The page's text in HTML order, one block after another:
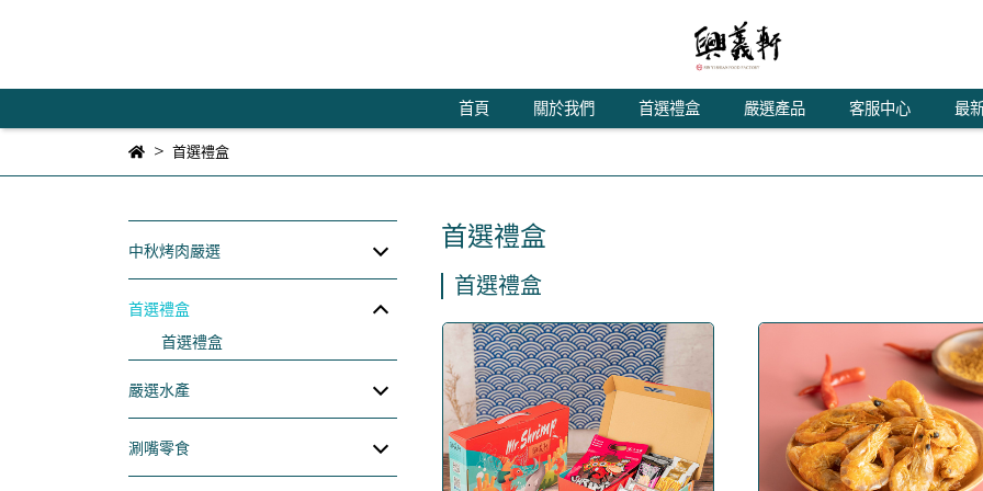
首頁 關於我們 首選禮盒 嚴選產品 客服中心 最
首選禮盒
中秋烤肉嚴選
首選禮盒
首選禮盒
嚴選水產
涮嘴零食
首選禮盒
首選禮盒